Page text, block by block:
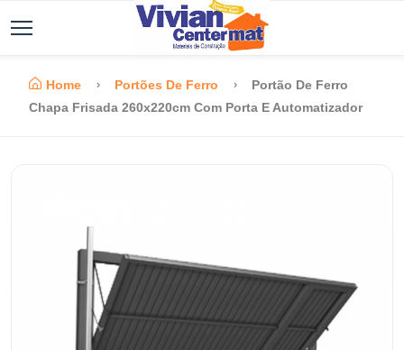
Home Portões De Ferro
Portão De Ferro
Chapa Frisada 260x220cm Com Porta E Automatizador